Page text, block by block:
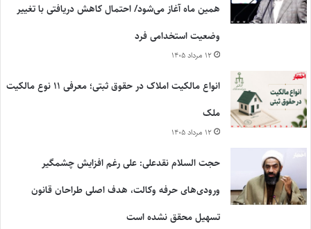
همین ماه آغاز می‌شود/ احتمال کاهش دریافتی با تغییر
وضعیت استخدامی فرد
۱۲ مرداد ۱۴۰۵
انواع مالکیت املاک در حقوق ثبتی؛ معرفی ۱۱ نوع مالکیت
ملک
۱۲ مرداد ۱۴۰۵
حجت السلام نقدعلی: علی رغم افزایش چشمگیر
ورودی‌های حرفه وکالت، هدف اصلی طراحان قانون
تسهیل محقق نشده است